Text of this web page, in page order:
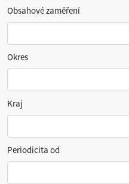
Obsahové zaměření
Okres
Kraj
Periodicita od